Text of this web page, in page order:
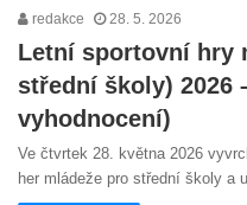
redakce 28. 5. 2026
Letní sportovní hry
střední školy) 2026
vyhodnocení)
Ve čtvrtek 28. května 2026
her mládeže pro střední školy a